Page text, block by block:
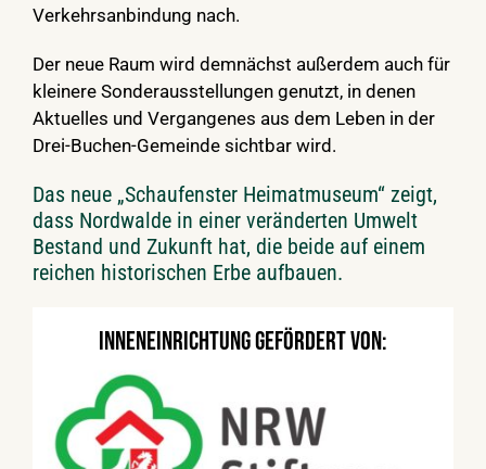
Verkehrsanbindung nach.
Der neue Raum wird demnächst außerdem auch für
kleinere Sonderausstellungen genutzt, in denen
Aktuelles und Vergangenes aus dem Leben in der
Drei-Buchen-Gemeinde sichtbar wird.
Das neue „Schaufenster Heimatmuseum“ zeigt,
dass Nordwalde in einer veränderten Umwelt
Bestand und Zukunft hat, die beide auf einem
reichen historischen Erbe aufbauen.
Inneneinrichtung gefördert von: